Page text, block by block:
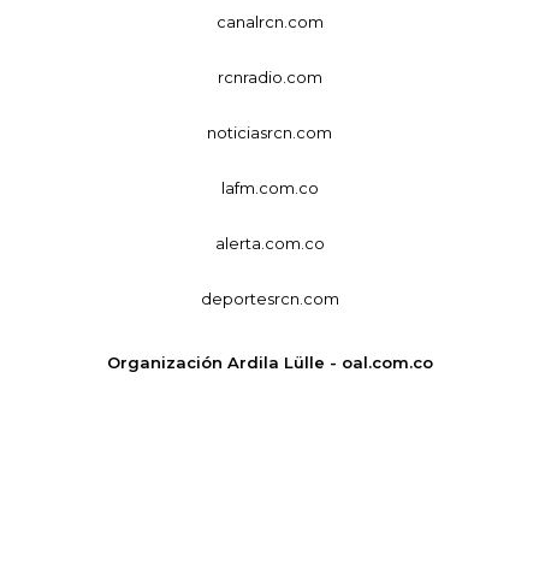
canalrcn.com
rcnradio.com
noticiasrcn.com
lafm.com.co
alerta.com.co
deportesrcn.com
Organización Ardila Lülle - oal.com.co